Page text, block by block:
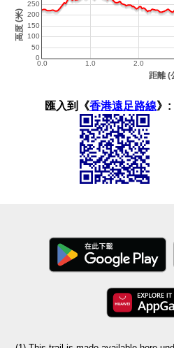
匯入到《香港遠足路線》: